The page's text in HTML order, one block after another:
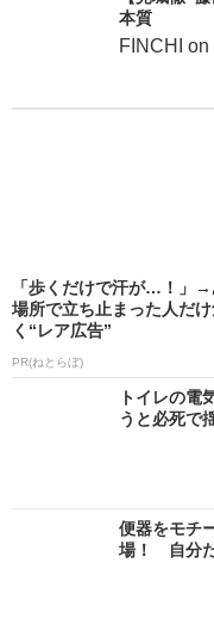
本質
FINCHI
「歩くだけで汗が…！」→
場所で立ち止まった人だ
く“レア広告”
PR(ねとらぼ)
トイレの
うと必死で
便器をモチ
場！ 自分